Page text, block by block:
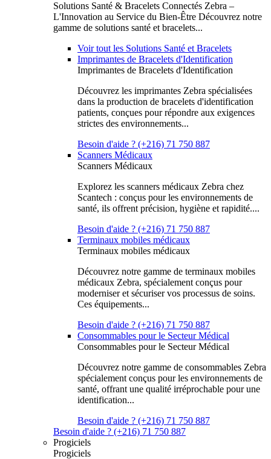
Solutions Santé & Bracelets Connectés Zebra –
L'Innovation au Service du Bien-Être Découvrez notre
gamme de solutions santé et bracelets...
Voir tout les Solutions Santé et Bracelets
Imprimantes de Bracelets d'Identification
Imprimantes de Bracelets d'Identification
Découvrez les imprimantes Zebra spécialisées
dans la production de bracelets d'identification
patients, conçues pour répondre aux exigences
strictes des environnements...
Besoin d'aide ? (+216) 71 750 887
Scanners Médicaux
Scanners Médicaux
Explorez les scanners médicaux Zebra chez
Scantech : conçus pour les environnements de
santé, ils offrent précision, hygiène et rapidité....
Besoin d'aide ? (+216) 71 750 887
Terminaux mobiles médicaux
Terminaux mobiles médicaux
Découvrez notre gamme de terminaux mobiles
médicaux Zebra, spécialement conçus pour
moderniser et sécuriser vos processus de soins.
Ces équipements...
Besoin d'aide ? (+216) 71 750 887
Consommables pour le Secteur Médical
Consommables pour le Secteur Médical
Découvrez notre gamme de consommables Zebra
spécialement conçus pour les environnements de
santé, offrant une qualité irréprochable pour une
identification...
Besoin d'aide ? (+216) 71 750 887
Besoin d'aide ? (+216) 71 750 887
Progiciels
Progiciels